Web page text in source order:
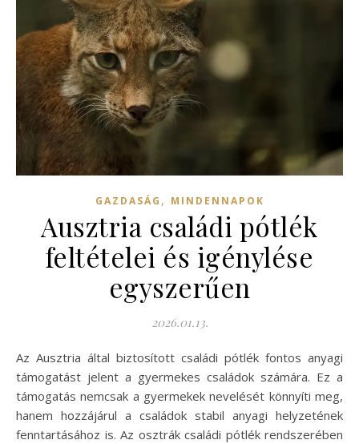
GAZDASÁG , MINDENNAPOK
Ausztria családi pótlék
feltételei és igénylése
egyszerűen
2026.01.13.
Az Ausztria által biztosított családi pótlék fontos anyagi
támogatást jelent a gyermekes családok számára. Ez a
támogatás nemcsak a gyermekek nevelését könnyíti meg,
hanem hozzájárul a családok stabil anyagi helyzetének
fenntartásához is. Az osztrák családi pótlék rendszerében